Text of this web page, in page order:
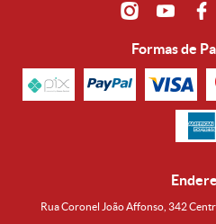
Formas de
Rua Coronel João Affonso, 342